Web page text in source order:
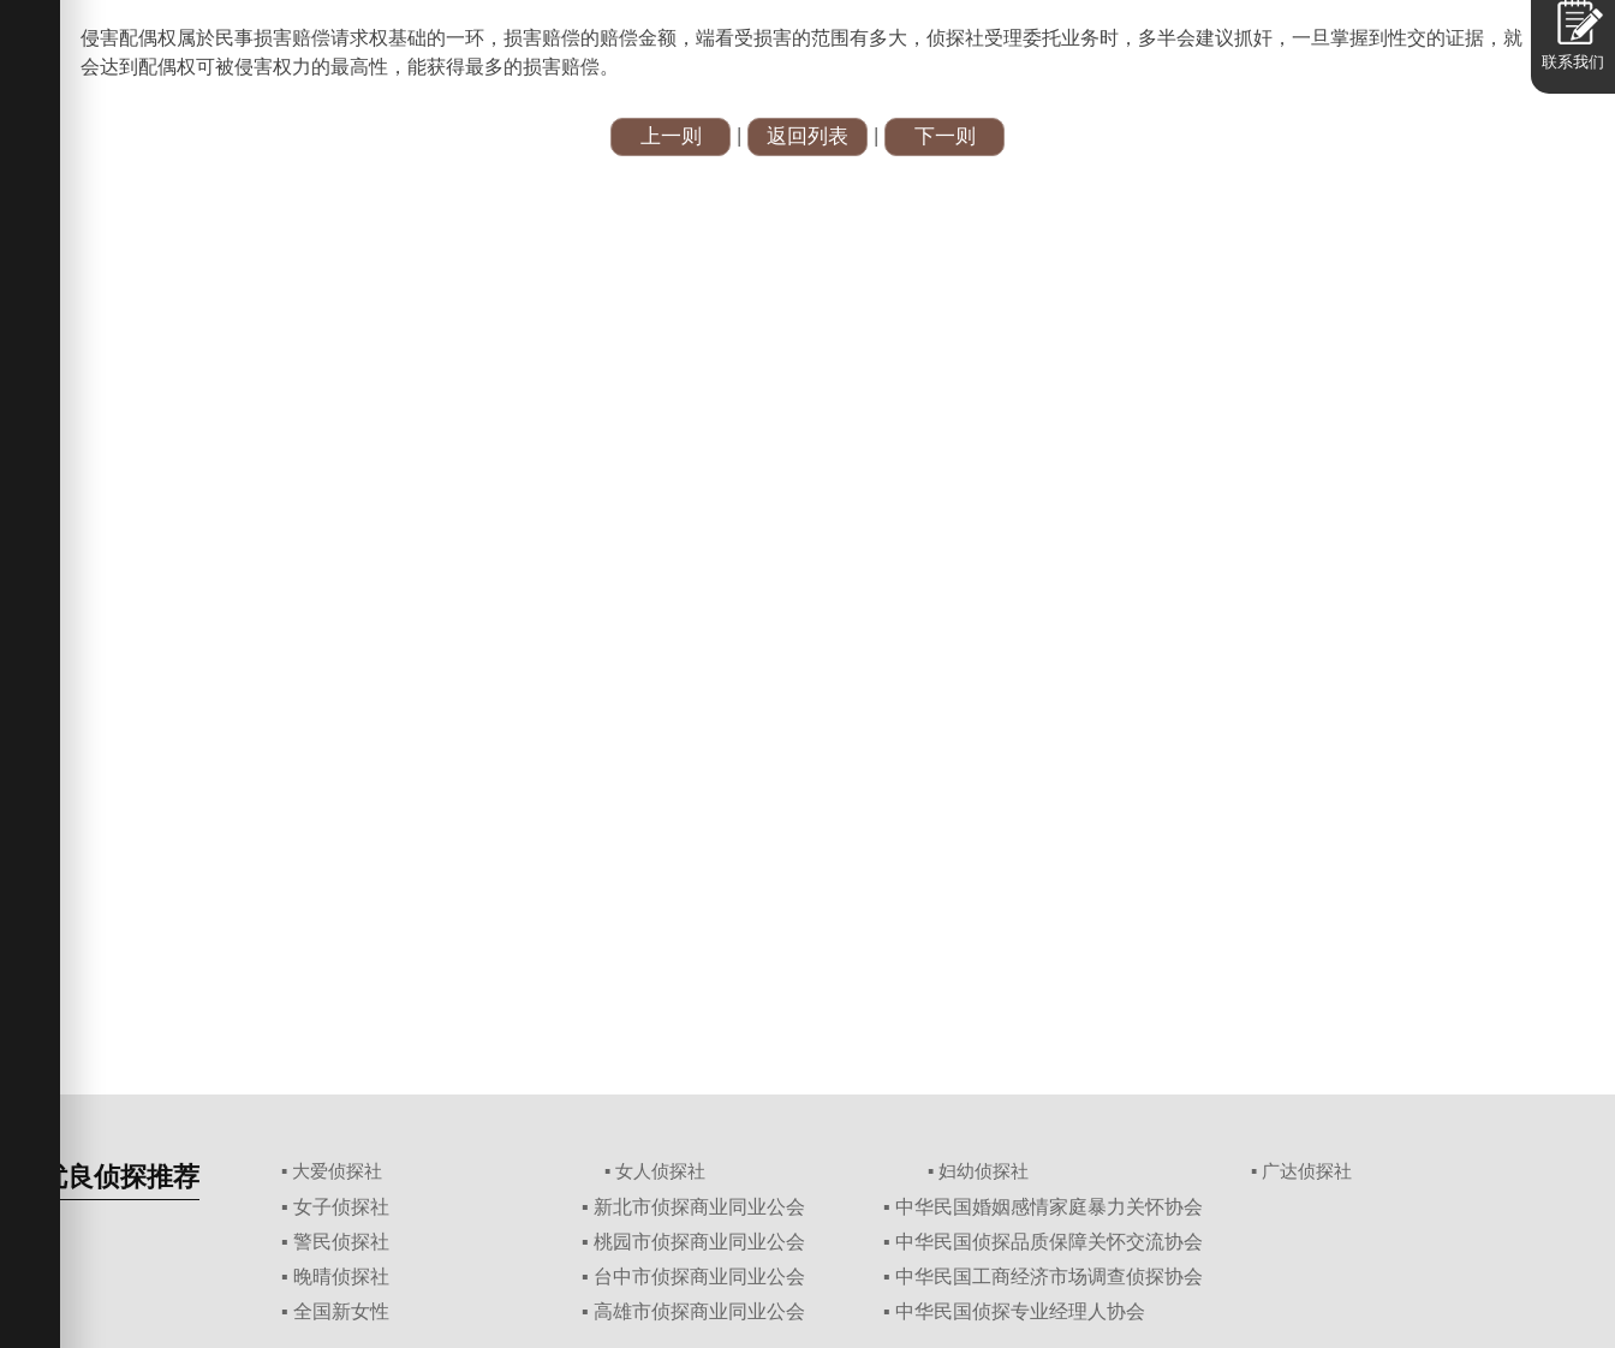
侵害配偶权属於民事损害赔偿请求权基础的一环，损害赔偿的赔偿金额，端看受损害的范围有多大，侦探社受理委托业务时，多半会建议抓奸，一旦掌握到性交的证据，就
会达到配偶权可被侵害权力的最高性，能获得最多的损害赔偿。
上一则 返回列表 下一则
优良侦探推荐 ▪ 大爱侦探社 ▪ 女人侦探社 ▪ 妇幼侦探社 ▪ 广达侦探社
▪ 女子侦探社
▪ 警民侦探社
▪ 晚晴侦探社
▪ 全国新女性
▪ 新北市侦探商业同业公会
▪ 桃园市侦探商业同业公会
▪ 台中市侦探商业同业公会
▪ 高雄市侦探商业同业公会
▪ 中华民国婚姻感情家庭暴力关怀协会
▪ 中华民国侦探品质保障关怀交流协会
▪ 中华民国工商经济市场调查侦探协会
▪ 中华民国侦探专业经理人协会
联系我们